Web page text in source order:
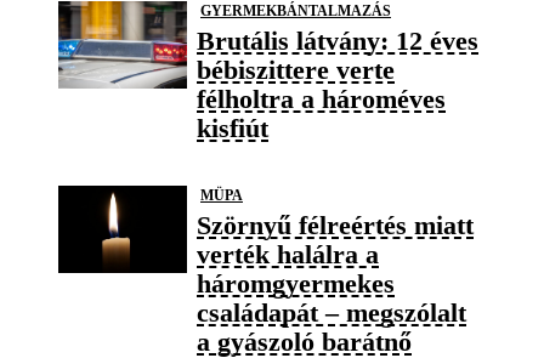
GYERMEKBÁNTALMAZÁS
Brutális látvány: 12 éves
bébiszittere verte
félholtra a hároméves
kisfiút
MÜPA
Szörnyű félreértés miatt
verték halálra a
háromgyermekes
családapát – megszólalt
a gyászoló barátnő